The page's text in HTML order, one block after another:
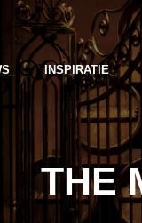
INSPIRATIE
THE